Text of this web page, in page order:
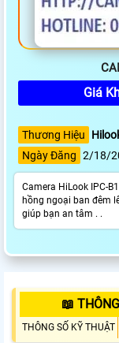
Giá
Thương Hiệu
Ngày Đăng 2/18/
Camera HiLook IPC-
hồng ngoại ban đêm
giúp bạn an tâm . .
📖
THÔNG SỐ KỸ THUẬT